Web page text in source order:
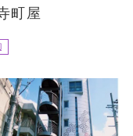
町屋